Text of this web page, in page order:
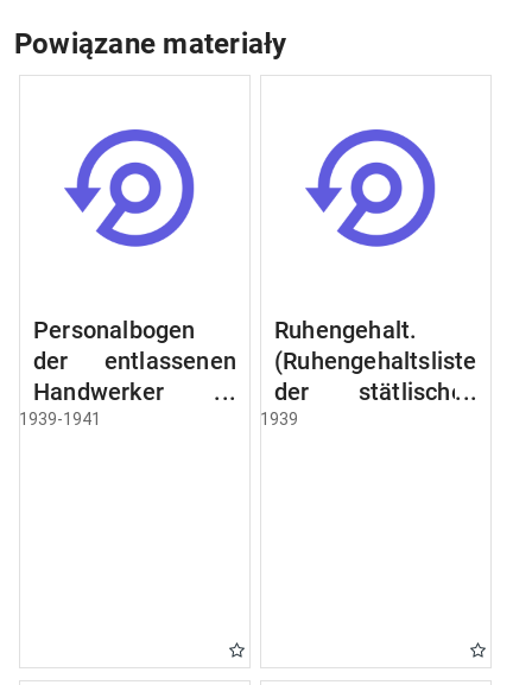
Powiązane materiały
Personalbogen
der entlassenen
Handwerker u.
Arbeiter des
1939-1941
Ruhengehalt.
(Ruhengehaltsliste
der stätlischen
Beamten u.
Raczyński! Schen
Bibliothek).
1939